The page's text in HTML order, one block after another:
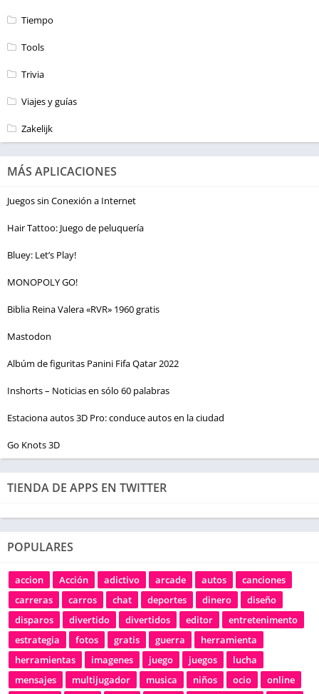
Tiempo
Tools
Trivia
Viajes y guías
Zakelijk
MÁS APLICACIONES
Juegos sin Conexión a Internet
Hair Tattoo: Juego de peluquería
Bluey: Let’s Play!
MONOPOLY GO!
Biblia Reina Valera «RVR» 1960 gratis
Mastodon
Albúm de figuritas Panini Fifa Qatar 2022
Inshorts – Noticias en sólo 60 palabras
Estaciona autos 3D Pro: conduce autos en la ciudad
Go Knots 3D
TIENDA DE APPS EN TWITTER
POPULARES
accion Acción adictivo arcade autos
canciones
carreras
carros chat deportes dinero
diseño
disparos
divertido divertidos editor
entretenimento
estrategia
fotos gratis guerra
herramienta
herramientas
imagenes juego juegos
lucha
mensajes
multijugador musica niños ocio
online